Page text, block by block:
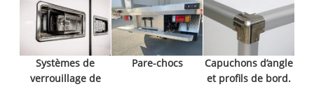
Systèmes de
verrouillage de
Pare-chocs
Capuchons d’angle
et profils de bord.